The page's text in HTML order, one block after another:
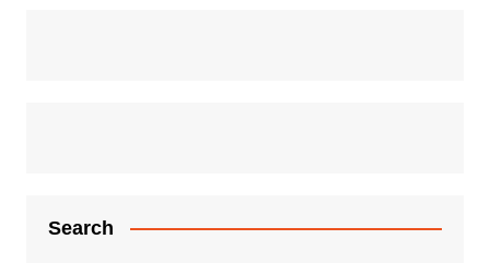
Search